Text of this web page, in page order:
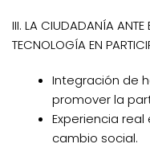
III. LA CIUDADANÍA ANTE
TECNOLOGÍA EN
Integración de
promover la
Experiencia
cambio social.